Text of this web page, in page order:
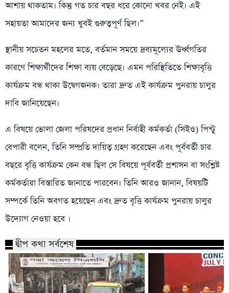
আশায় থাকতাম। কিন্তু গত চার বছর ধরে কোনো খবর নেই। এই
সহায়তা আমাদের জন্য খুবই গুরুত্বপূর্ণ ছিল।”
স্থানীয় সচেতন মহলের মতে, বর্তমান সময়ে দ্রব্যমূল্যের ঊর্ধ্বগতির
কারণে শিক্ষার্থীদের শিক্ষা ব্যয় বেড়েছে। এমন পরিস্থিতিতে শিক্ষাবৃত্তি
কার্যক্রম বন্ধ থাকা উদ্বেগজনক। তারা দ্রুত এই কার্যক্রম পুনরায় চালুর
দাবি জানিয়েছেন।
এ বিষয়ে ভোলা জেলা পরিষদের প্রধান নির্বাহী কর্মকর্তা (সিইও) পিন্টু
বেপারী বলেন, তিনি সম্প্রতি দায়িত্ব গ্রহণ করেছেন এবং পূর্ববর্তী চার
বছরে বৃত্তি কার্যক্রম কেন বন্ধ ছিল সে বিষয়ে পূর্ববর্তী প্রশাসন বা সংশ্লিষ্ট
কর্মকর্তারা বিস্তারিত জানাতে পারবেন। তিনি আরও জানান, বিষয়টি
সম্পর্কে তিনি অবগত হয়েছেন এবং দ্রুত বৃত্তি কার্যক্রম পুনরায় চালুর
উদ্যোগ নেওয়া হবে ।
দ্বীপ কথা সর্বশেষ